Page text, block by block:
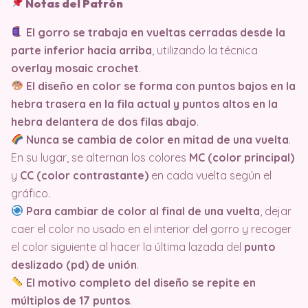
Notas del Patrón
El gorro se trabaja en vueltas cerradas desde la
parte inferior hacia arriba , utilizando la técnica
overlay mosaic crochet.
El diseño en color se forma con puntos bajos en la
hebra trasera en la fila actual y puntos altos en la
hebra delantera de dos filas abajo.
Nunca se cambia de color en mitad de una vuelta.
En su lugar, se alternan los colores MC (color principal)
y CC (color contrastante) en cada vuelta según el
gráfico.
Para cambiar de color al final de una vuelta , dejar
caer el color no usado en el interior del gorro y recoger
el color siguiente al hacer la última lazada del punto
deslizado (pd) de unión.
El motivo completo del diseño se repite en
múltiplos de 17 puntos.